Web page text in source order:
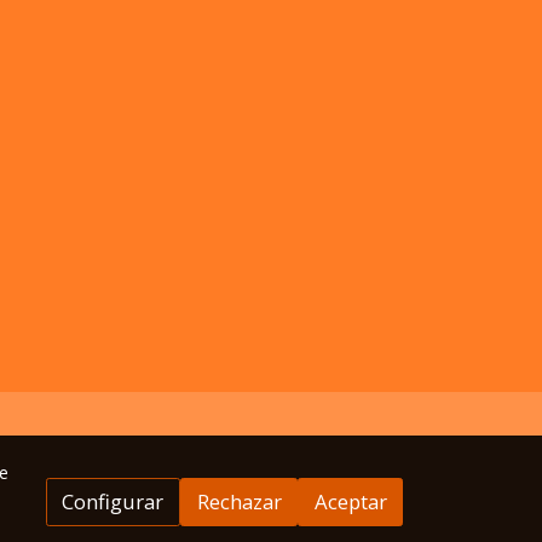
Configurar Rechazar Aceptar